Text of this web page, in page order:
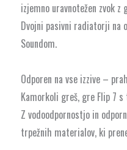
izjemno uravnotežen zvok
Dvojni pasivni radiatorji na
Soundom.
Odporen na vse izzive –
Kamorkoli greš, gre Flip 7 s
Z vodoodpornostjo in
trpežnih materialov, ki